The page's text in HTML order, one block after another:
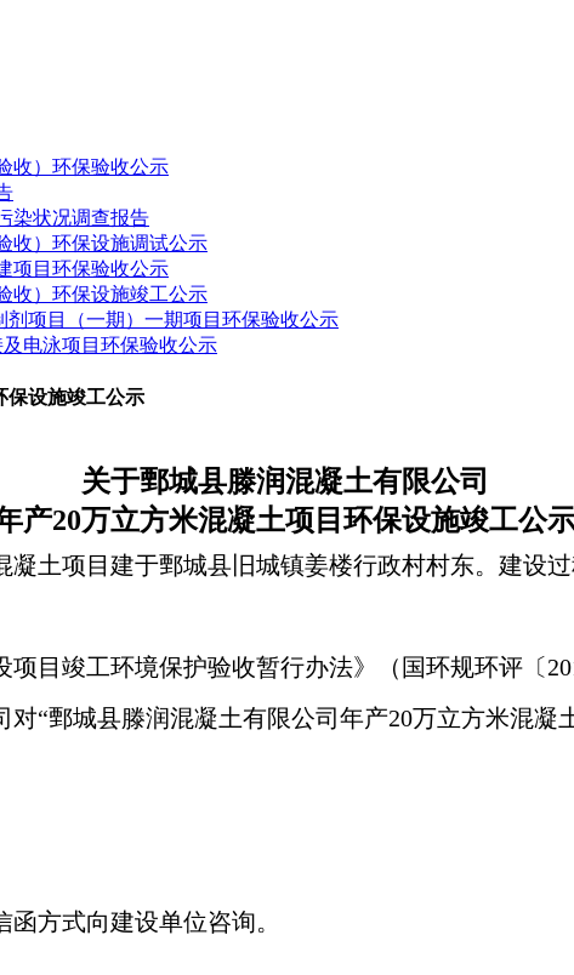
收）环保验收公示
染状况调查报告
收）环保设施调试公示
项目环保验收公示
收）环保设施竣工公示
剂项目（一期）一期项目环保验收公示
电泳项目环保验收公示
保设施竣工公示
关于鄄城县滕润混凝土有限公司
产20万立方米混凝土项目环保设施竣工公
凝土项目 建于鄄城县旧城镇姜楼行政村村东。建设
项目竣工环境保护验收暂行办法》（国环规环评〔
“鄄城县滕润混凝土有限公司 年产20万立方米混凝
方式向建设单位咨询。